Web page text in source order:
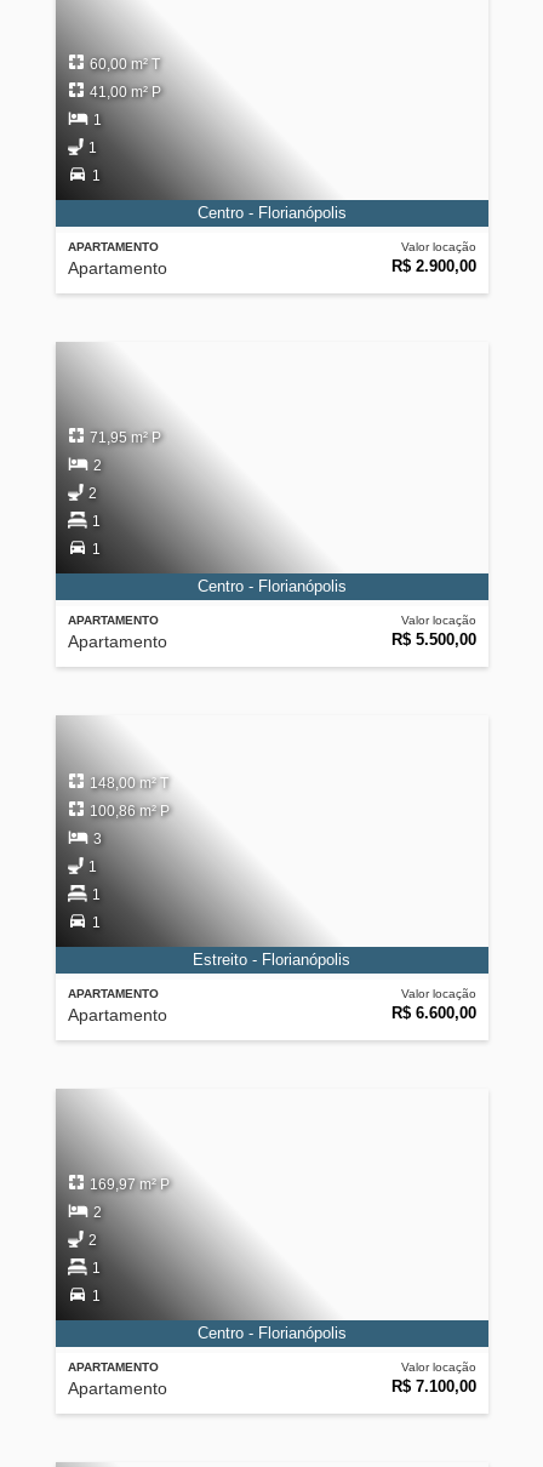
APARTAMENTO
Apartamento
Valor locação
R$ 2.900,00
60,00 m² T
41,00 m² P
1
1
1
Centro - Florianópolis
APARTAMENTO
Apartamento
Valor locação
R$ 5.500,00
71,95 m² P
2
2
1
1
Centro - Florianópolis
APARTAMENTO
Apartamento
Valor locação
R$ 6.600,00
148,00 m² T
100,86 m² P
3
1
1
1
Estreito - Florianópolis
APARTAMENTO
Apartamento
Valor locação
R$ 7.100,00
169,97 m² P
2
2
1
1
Centro - Florianópolis